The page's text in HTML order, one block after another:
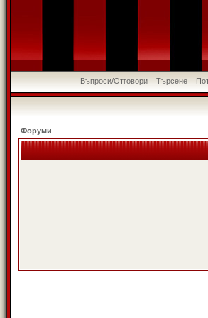
Въпроси/Отговори Търсене
Форуми